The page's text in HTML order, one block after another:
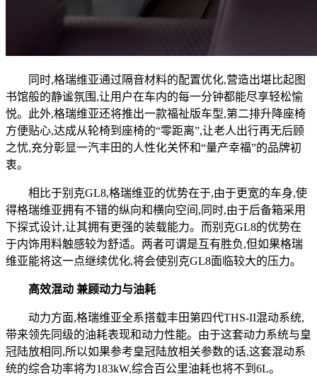
同时,格瑞维亚通过隔音材料的配置优化,营造出堪比起图
书馆般的静谧氛围,让用户在车内的每一分钟都能尽享轻松愉
悦。此外,格瑞维亚还将推出一款福祉版车型,第二排升降座椅
方便贴心,达成从轮椅到座椅的“零距离”,让老人出行再无后顾
之忧,充分彰显一汽丰田的人性化关怀和“量产幸福”的品牌初
衷。
相比于别克GL8,格瑞维亚的优势在于,由于更宽的车身,使
得格瑞维亚拥有不错的纵向和横向空间,同时,由于后备箱采用
下探式设计,让其拥有更强的装载能力。而别克GL8的优势在
于内饰用料触感较为舒适。两者可谓是互有胜负,但如果格瑞
维亚能将这一点继续优化,将会使别克GL8面临较大的压力。
高效混动 兼顾动力与油耗
动力方面,格瑞维亚全系搭载丰田第四代THS-II混动系统,
带来领先同级的油耗表现和动力性能。由于这套动力系统与皇
冠陆放相同,所以如果参考皇冠陆放相关参数的话,这套混动系
统的综合功率将为183kW,综合百公里油耗也将不到6L。